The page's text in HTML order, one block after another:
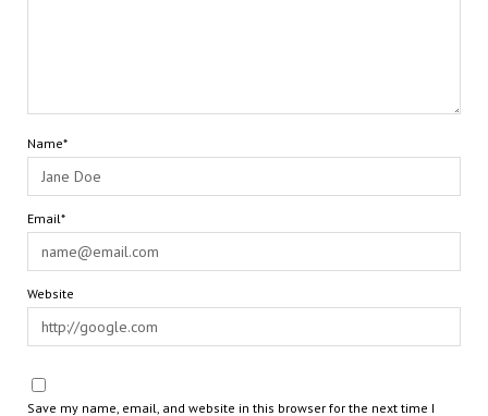
Name*
Email*
Website
Save my name, email, and website in this browser for the next time I